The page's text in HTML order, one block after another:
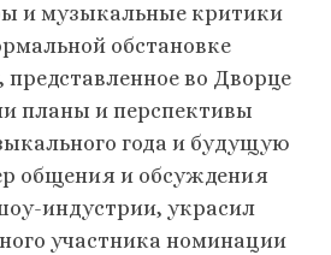
и музыкальные критики
обстановке
во Дворце
планы и перспективы
года и будущую
общения и обсуждения
индустрии, украсил
участника номинации